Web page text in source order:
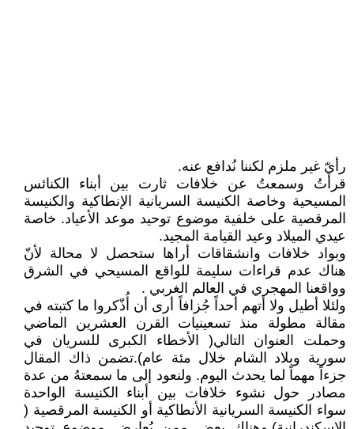
رأيّ غير ملزم لكننا نُدافع عنه.
قرأتُ وسمعتُ عن خلافات ثارت بين أبناء الكنائس
المسيحية وخاصة الكنيسة السريانية الإنطاكية والكنيسة
المرقصية على خلفية موضوع توحيد موعد الأعياد. خاصة
عيدي الميلاد وعيد القيامة المجيد.
وبواد خلافات وانشقاقات أراها ستحصل لا محالة لأنّ
هناك عدم قراءات سليمة للواقع المسيحي في الشرق
وواقعنا المهجري في العالم الغربي .
ولئلا أطيل ولا أتهم أحداً جُزافاً أرى أن أُذّكروا ما كتبته في
مقالة مطولة منذ تسعينيات القرن العشرين الماضي
وحملت العنوان التالي( الأخطاء الكبرى للسريان في
سورية وبلاد الشام خلال مئة عام).تضمن ذاك المقال
جزءاً مهماً لما يحدث اليوم. ولنعود إلى ما سمعتهُ من عدة
مصادر حول نشوء خلافات بين أبناء الكنيسة الواحدة
سواء الكنيسة السريانية الأنطاكية أو الكنيسة المرقصية (